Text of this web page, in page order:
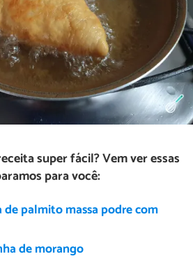
super fácil? Vem ver essas
para você:
de palmito massa podre com
de morango